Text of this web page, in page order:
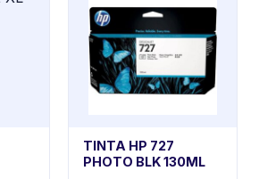
TINTA HP 727
PHOTO BLK 130ML